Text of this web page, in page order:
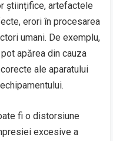
științifice, artefactele
erori în procesarea
umani. De exemplu,
apărea din cauza
ale aparatului
fi o distorsiune
excesive a